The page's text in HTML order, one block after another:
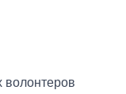
волонтеров